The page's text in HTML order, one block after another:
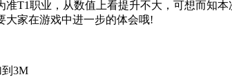
准T1职业，从数值上看提升不大，可想而知
大家在游戏中进一步的体会哦!
到3M